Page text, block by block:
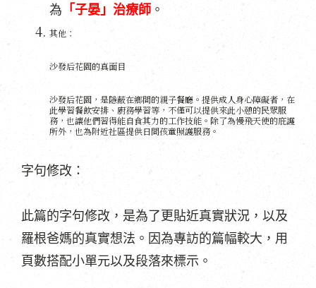
為 「子晏」治療師 。
其他：
沙發后花園的真面目
沙發后花園，是隱蔽在鄉間的親子餐廳。提供成人身心障礙者，在
此學習餐飲安排、廚務學習等，不僅可以提供來此小憩的民眾服
務，也讓他們習得能自食其力的工作技能。除了為慢飛天使的庇護
所外，也為附近社區提供日間孩童照護服務。
字句修改：
此篇的字句修改，是為了更貼近真實狀況，以及
羅根爸媽的真實想法。因為專訪的篇幅較大，用
頁數搭配小單元以及段落來標示。